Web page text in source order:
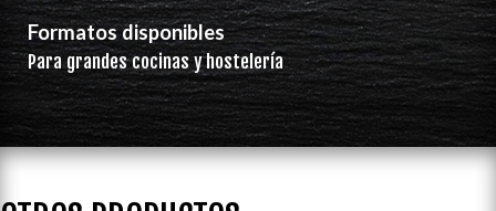
Formatos disponibles
Para grandes cocinas y hostelería